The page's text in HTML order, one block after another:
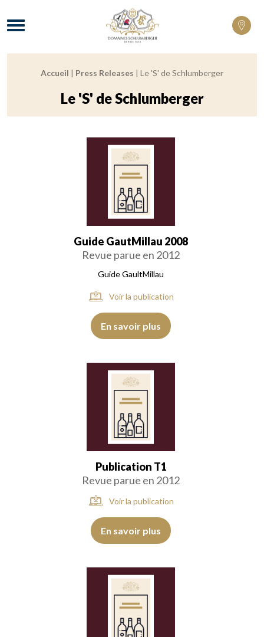
Domaines Schlumberger Vignerons
Menu
Fil d'Ariane :
Accueil | Press Releases | Le 'S' de Schlumberger
Le 'S' de Schlumberger
Guide GautMillau 2008
Revue parue en 2012
Guide GaultMillau
Voir la publication
En savoir plus
Publication T1
Revue parue en 2012
Voir la publication
En savoir plus